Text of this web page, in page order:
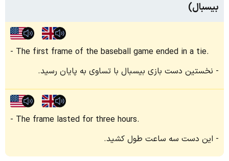
بیسبال)
The first frame of the baseball game ended in a tie.
نخستین دست بازی بیسبال با تساوی به پایان رسید.
The frame lasted for three hours.
این دست سه ساعت طول کشید.